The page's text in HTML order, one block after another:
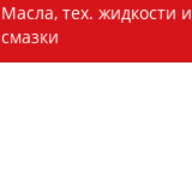
Масла, тех. жидкости и
смазки